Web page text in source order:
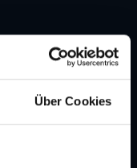
Über Cookies
23 mm
232, RS 422)